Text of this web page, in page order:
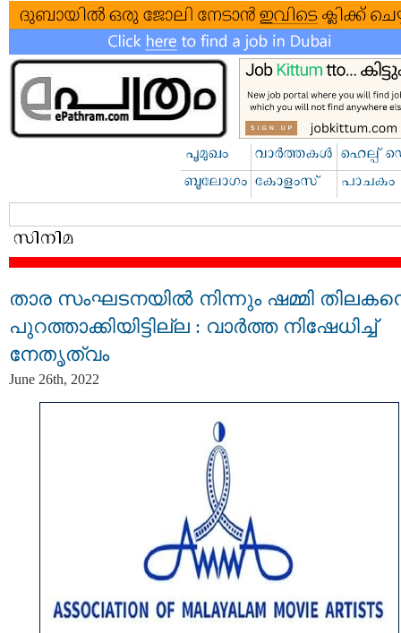
താര സംഘടനയിൽ നിന്നും ഷമ്മി
പുറത്താക്കിയിട്ടില്ല : വാർത്ത നിഷേധിച്ച്
നേതൃത്വം
June 26th, 2022